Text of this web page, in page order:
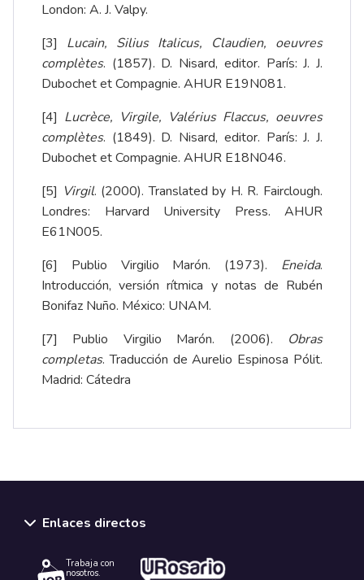
London: A. J. Valpy.
[3]
Lucain, Silius Italicus, Claudien, oeuvres
complètes. (1857). D. Nisard, editor. París: J. J.
Dubochet et Compagnie. AHUR E19N081.
[4] Lucrèce, Virgile, Valérius Flaccus, oeuvres
complètes. (1849). D. Nisard, editor. París: J. J.
Dubochet et Compagnie. AHUR E18N046.
[5] Virgil. (2000). Translated by H. R. Fairclough.
Londres: Harvard University Press. AHUR
E61N005.
[6] Publio Virgilio Marón. (1973). Eneida.
Introducción, versión rítmica y notas de Rubén
Bonifaz Nuño. México: UNAM.
[7] Publio Virgilio Marón. (2006). Obras
completas. Traducción de Aurelio Espinosa Pólit.
Madrid: Cátedra
Enlaces directos
Trabaja con
nosotros.